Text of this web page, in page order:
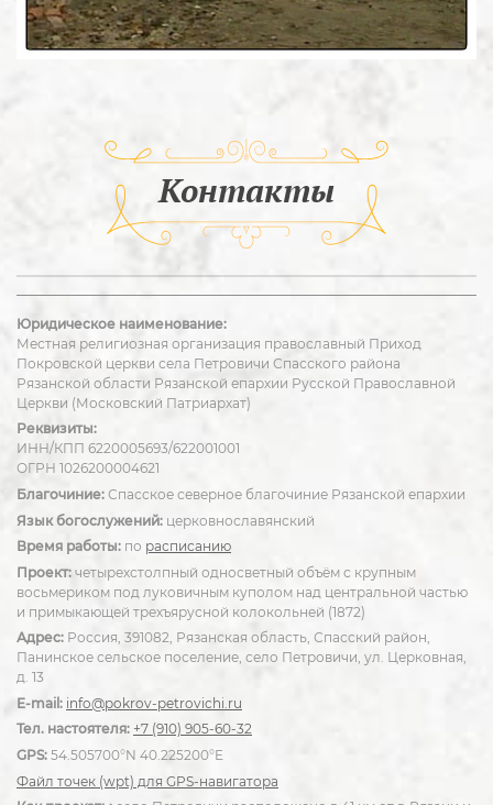
Контакты
Юридическое наименование:
Местная религиозная организация православный Приход
Покровской церкви села Петровичи Спасского района
Рязанской области Рязанской епархии Русской Православной
Церкви (Московский Патриархат)
Реквизиты:
ИНН/КПП 6220005693/622001001
ОГРН 1026200004621
Благочиние: Спасское северное благочиние Рязанской епархии
Язык богослужений: церковнославянский
Время работы: по расписанию
Проект: четырехстолпный односветный объём с крупным
восьмериком под луковичным куполом над центральной частью
и примыкающей трехъярусной колокольней (1872)
Адрес: Россия, 391082, Рязанская область, Спасский район,
Панинское сельское поселение, село Петровичи, ул. Церковная,
д. 13
E-mail: info@pokrov-petrovichi.ru
Тел. настоятеля: +7 (910) 905-60-32
GPS: 54.505700°N 40.225200°E
Файл точек (wpt) для GPS-навигатора